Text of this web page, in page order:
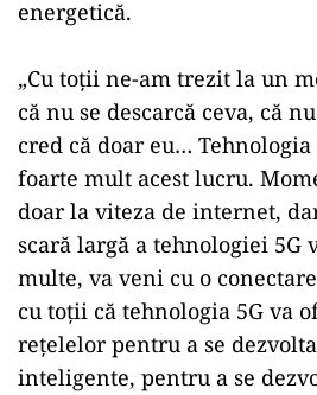
energetică.
„Cu toţii ne-am trezit la un
că nu se descarcă ceva, că
cred că doar eu…
foarte mult acest lucru.
doar la viteza de internet,
scară largă a tehnologiei 5G
multe, va veni cu o
cu toţii că tehnologia 5G va
reţelelor pentru a se
inteligente, pentru a se